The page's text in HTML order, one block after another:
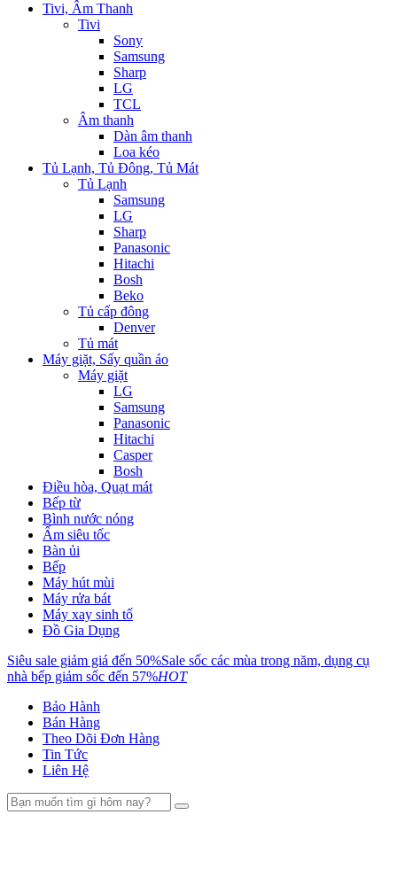
Tivi, Âm Thanh
Tivi
Sony
Samsung
Sharp
LG
TCL
Âm thanh
Dàn âm thanh
Loa kéo
Tủ Lạnh, Tủ Đông, Tủ Mát
Tủ Lạnh
Samsung
LG
Sharp
Panasonic
Hitachi
Bosh
Beko
Tủ cấp đông
Denver
Tủ mát
Máy giặt, Sấy quần áo
Máy giặt
LG
Samsung
Panasonic
Hitachi
Casper
Bosh
Điều hòa, Quạt mát
Bếp từ
Bình nước nóng
Ấm siêu tốc
Bàn ủi
Bếp
Máy hút mùi
Máy rửa bát
Máy xay sinh tố
Đồ Gia Dụng
Siêu sale giảm giá đến 50%Sale sốc các mùa trong năm, dụng cụ
nhà bếp giảm sốc đến 57%HOT
Bảo Hành
Bán Hàng
Theo Dõi Đơn Hàng
Tin Tức
Liên Hệ